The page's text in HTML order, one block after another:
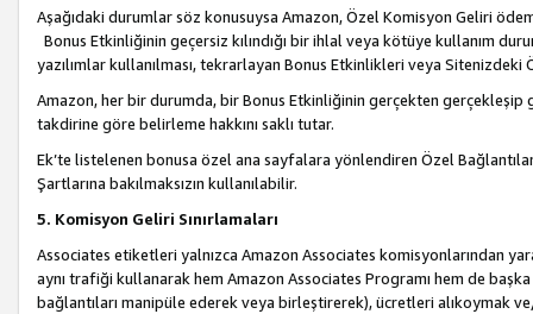
Aşağıdaki durumlar söz konusuysa Amazon, Özel Komisyon Geliri
Bonus Etkinliğinin geçersiz kılındığı bir ihlal veya kötüye kullanım
yazılımlar kullanılması, tekrarlayan Bonus Etkinlikleri veya
Amazon, her bir durumda, bir Bonus Etkinliğinin gerçekten gerçekleşip
takdirine göre belirleme hakkını saklı tutar.
Ek’te listelenen bonusa özel ana sayfalara yönlendiren Özel
Şartlarına bakılmaksızın kullanılabilir.
5. Komisyon Geliri Sınırlamaları
Associates etiketleri yalnızca Amazon Associates komisyonlarından
aynı trafiği kullanarak hem Amazon Associates Programı hem de
bağlantıları manipüle ederek veya birleştirerek), ücretleri alıkoymak